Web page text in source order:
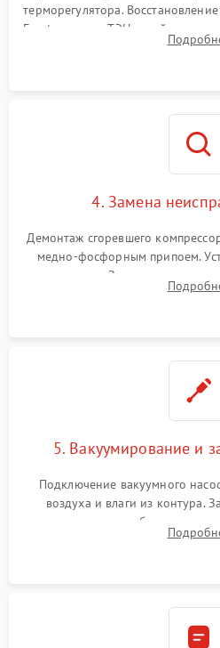
терморегулятора.
Frost, включая ТЭН оттайки и
платы управления при
4. Замена
Демонтаж сгоревшего
медно-фосфорным припоем.
осушителя. Замена
сломанных заслонок или
5. Вакуумирование и
Подключение вакуумного
воздуха и влаги из контура.
дозированным объемом
электронным весам. Контроль